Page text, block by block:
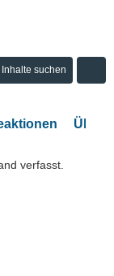
Inhalte suchen
Über
verfasst.